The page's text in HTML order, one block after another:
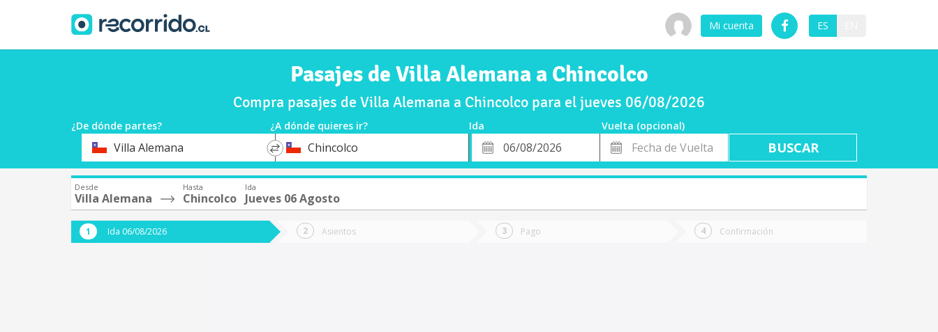
Mi cuenta ES
Pasajes de Villa Alemana a Chincolco
Compra pasajes de Villa Alemana a Chincolco para el jueves 06/08/2026
¿De dónde partes? ¿A dónde quieres ir? Ida
Vuelta (opcional)
Origen Villa Alemana
*
DestinoChincolco
Fecha
de
Fecha
de
Vuelta
Desde
Villa Alemana
Hasta
Chincolco
Ida
Jueves 06 Agosto
Ida 06/08/2026 Asientos Pago Confirmación